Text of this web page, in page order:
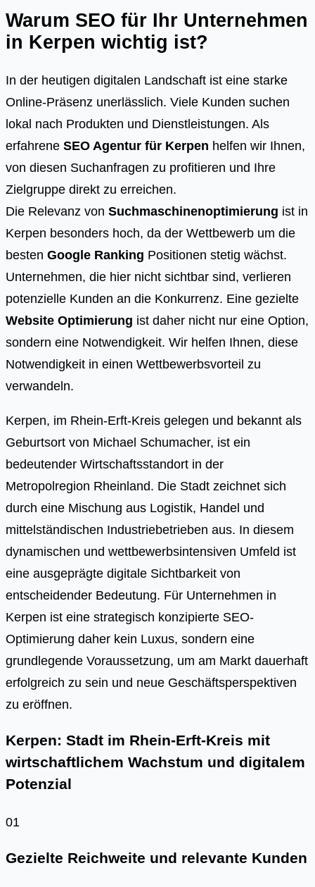
Warum SEO für Ihr Unternehmen
in Kerpen wichtig ist?
In der heutigen digitalen Landschaft ist eine starke
Online-Präsenz unerlässlich. Viele Kunden suchen
lokal nach Produkten und Dienstleistungen. Als
erfahrene SEO Agentur für Kerpen helfen wir Ihnen,
von diesen Suchanfragen zu profitieren und Ihre
Zielgruppe direkt zu erreichen.
Die Relevanz von Suchmaschinenoptimierung ist in
Kerpen besonders hoch, da der Wettbewerb um die
besten Google Ranking Positionen stetig wächst.
Unternehmen, die hier nicht sichtbar sind, verlieren
potenzielle Kunden an die Konkurrenz. Eine gezielte
Website Optimierung ist daher nicht nur eine Option,
sondern eine Notwendigkeit. Wir helfen Ihnen, diese
Notwendigkeit in einen Wettbewerbsvorteil zu
verwandeln.
Kerpen, im Rhein-Erft-Kreis gelegen und bekannt als
Geburtsort von Michael Schumacher, ist ein
bedeutender Wirtschaftsstandort in der
Metropolregion Rheinland. Die Stadt zeichnet sich
durch eine Mischung aus Logistik, Handel und
mittelständischen Industriebetrieben aus. In diesem
dynamischen und wettbewerbsintensiven Umfeld ist
eine ausgeprägte digitale Sichtbarkeit von
entscheidender Bedeutung. Für Unternehmen in
Kerpen ist eine strategisch konzipierte SEO-
Optimierung daher kein Luxus, sondern eine
grundlegende Voraussetzung, um am Markt dauerhaft
erfolgreich zu sein und neue Geschäftsperspektiven
zu eröffnen.
Kerpen: Stadt im Rhein-Erft-Kreis mit
wirtschaftlichem Wachstum und digitalem
Potenzial
01
Gezielte Reichweite und relevante Kunden